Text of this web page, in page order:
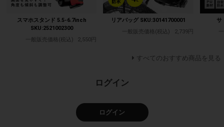
スマホスタンド 5.5-6.7inch
SKU:2521002300
一般販売価格(税込)
2,550円
リアバッグ SKU:30141700001
一般販売価格(税込)
2,739円
サ
すべてのおすすめ商品を見る
ログイン
ログイン